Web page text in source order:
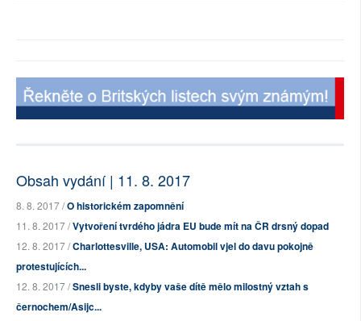
Obsah vydání | 11. 8. 2017
8. 8. 2017 /O historickém zapomnění
11. 8. 2017 /Vytvoření tvrdého jádra EU bude mít na ČR drsný dopad
12. 8. 2017 /Charlottesville, USA: Automobil vjel do davu pokojně
protestujících...
12. 8. 2017 /Snesli byste, kdyby vaše dítě mělo milostný vztah s
černochem/Asijc...